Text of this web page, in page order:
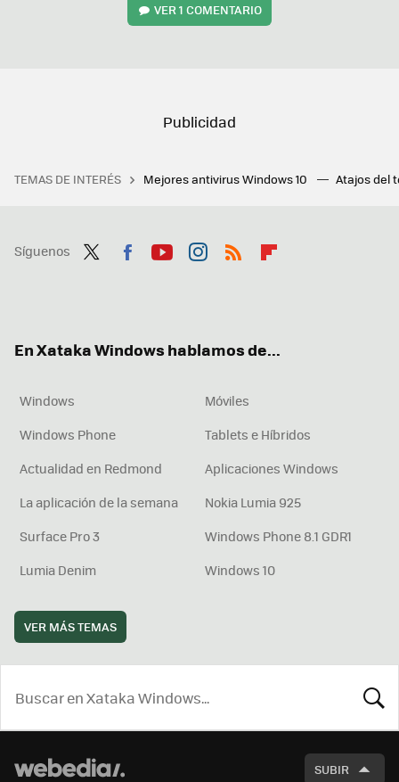
VER1 COMENTARIO
TEMAS DE INTERÉS Mejores antivirus Windows 10 Atajos del
Síguenos
En Xataka Windows hablamos de...
Windows
Móviles
Windows Phone
Tablets e Híbridos
Actualidad en Redmond
Aplicaciones Windows
La aplicación de la semana
Nokia Lumia 925
Surface Pro 3
Windows Phone 8.1 GDR1
Lumia Denim
Windows 10
VER MÁS TEMAS
SUBIR